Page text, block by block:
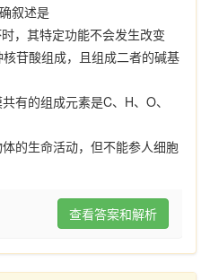
叙述是
，其特定功能不会发生改变
苷酸组成，且组成二者的碱基
有的组成元素是C、 H、 O、
的生命活动，但不能参人细胞
查看答案和解析